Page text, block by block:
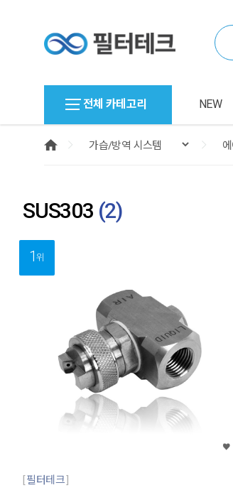
전체 카테고리 NEW
SUS303 (2)
1위
필터테크